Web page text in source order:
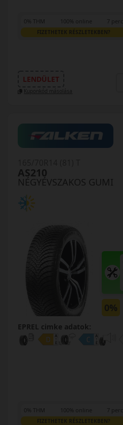
0% THM 100% online 7 perc
FIZETHETEK RÉSZLETEKBEN?
LENDÜLET
Kuponkód másolása
NÉGYÉVSZAKOS GUMI
AS210
0%
EPREL cimke adatok:
0% THM 100% online 7 perc
FIZETHETEK RÉSZLETEKBEN?